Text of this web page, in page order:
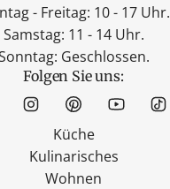
- Freitag: 10 - 17 Uhr.
Samstag: 11 - 14 Uhr.
Geschlossen.
Folgen Sie uns:
Küche
Kulinarisches
Wohnen